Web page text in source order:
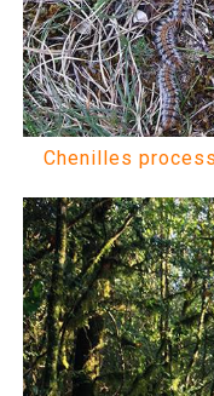
Chenilles